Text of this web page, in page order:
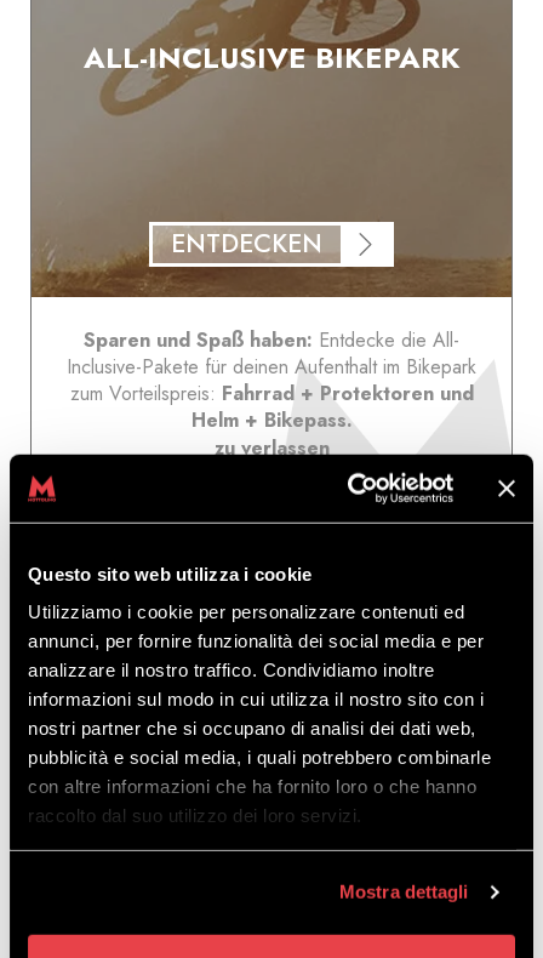
Questo sito web utilizza i cookie
Utilizziamo i cookie per personalizzare contenuti ed
annunci, per fornire funzionalità dei social media e per
analizzare il nostro traffico. Condividiamo inoltre
informazioni sul modo in cui utilizza il nostro sito con i
nostri partner che si occupano di analisi dei dati web,
pubblicità e social media, i quali potrebbero combinarle
con altre informazioni che ha fornito loro o che hanno
raccolto dal suo utilizzo dei loro servizi.
Mostra dettagli
ALL-INCLUSIVE BIKEPARK
ENTDECKEN
Sparen und Spaß haben: Entdecke die All-
Inclusive-Pakete für deinen Aufenthalt im Bikepark
zum Vorteilspreis: Fahrrad + Protektoren und
Helm + Bikepass.
zu verlassen
von 75.00 €
DOWNHILL BIKE VERLEIH